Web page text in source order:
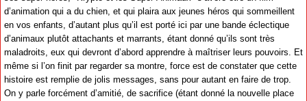
d’animation qui a du chien, et qui plaira aux jeunes héros qui sommeillent
en vos enfants, d’autant plus qu’il est porté ici par une bande éclectique
d’animaux plutôt attachants et marrants, étant donné qu’ils sont très
maladroits, eux qui devront d’abord apprendre à maîtriser leurs pouvoirs. Et
même si l’on finit par regarder sa montre, force est de constater que cette
histoire est remplie de jolis messages, sans pour autant en faire de trop.
On y parle forcément d’amitié, de sacrifice (étant donné la nouvelle place